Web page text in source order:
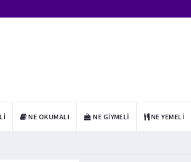
NE OKUMALI NE GIYMELI NE YEMELI